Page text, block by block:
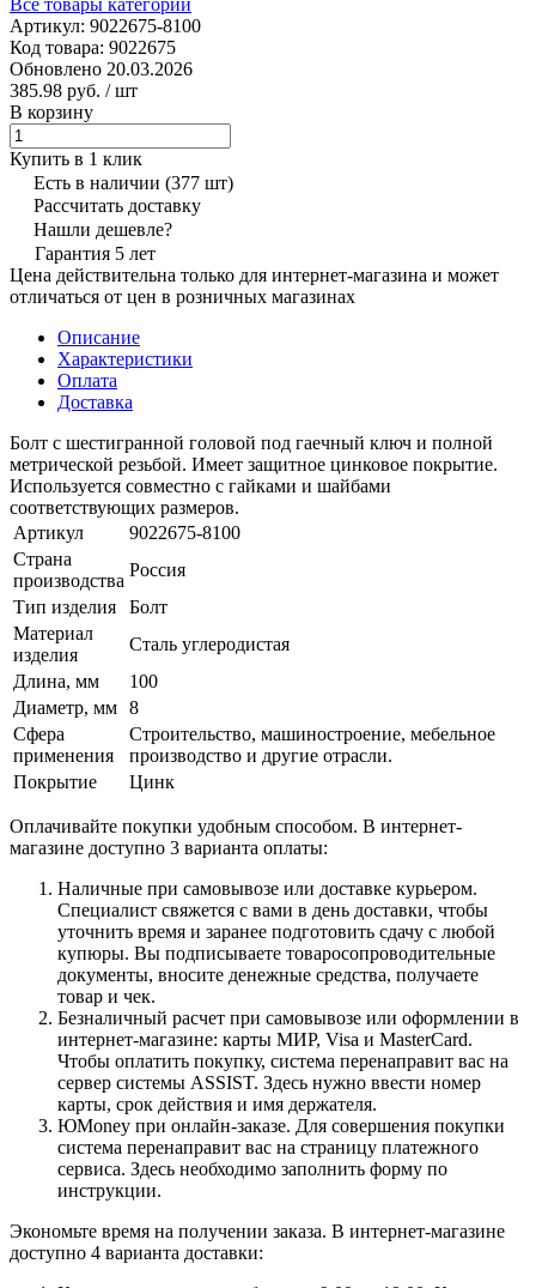
Артикул: 9022675-8100
Код товара: 9022675
Обновлено 20.03.2026
385.98 руб. / шт
В корзину
Купить в 1 клик
Есть в наличии (377 шт)
Рассчитать доставку
Нашли дешевле?
Гарантия 5 лет
Цена действительна только для интернет-магазина и может
отличаться от цен в розничных магазинах
Описание
Характеристики
Оплата
Доставка
Болт с шестигранной головой под гаечный ключ и полной
метрической резьбой. Имеет защитное цинковое покрытие.
Используется совместно с гайками и шайбами
соответствующих размеров.
Артикул
9022675-8100
Страна
производства
Россия
Тип изделия
Болт
Материал
изделия
Сталь углеродистая
Длина, мм
100
Диаметр, мм 8
Сфера
применения
Строительство, машиностроение, мебельное
производство и другие отрасли.
Покрытие
Цинк
Оплачивайте покупки удобным способом. В интернет-
магазине доступно 3 варианта оплаты:
Наличные при самовывозе или доставке курьером.
Специалист свяжется с вами в день доставки, чтобы
уточнить время и заранее подготовить сдачу с любой
купюры. Вы подписываете товаросопроводительные
документы, вносите денежные средства, получаете
товар и чек.
Безналичный расчет при самовывозе или оформлении в
интернет-магазине: карты МИР, Visa и MasterCard.
Чтобы оплатить покупку, система перенаправит вас на
сервер системы ASSIST. Здесь нужно ввести номер
карты, срок действия и имя держателя.
ЮMoney при онлайн-заказе. Для совершения покупки
система перенаправит вас на страницу платежного
сервиса. Здесь необходимо заполнить форму по
инструкции.
Экономьте время на получении заказа. В интернет-магазине
доступно 4 варианта доставки: